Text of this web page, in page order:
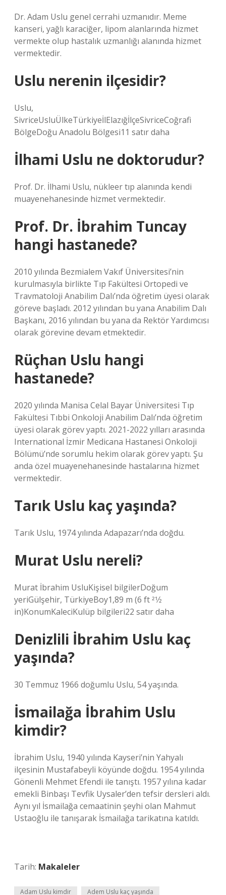
Dr. Adam Uslu genel cerrahi uzmanıdır. Meme
kanseri, yağlı karaciğer, lipom alanlarında hizmet
vermekte olup hastalık uzmanlığı alanında hizmet
vermektedir.
Uslu nerenin ilçesidir?
Uslu,
SivriceUsluÜlkeTürkiyeİlElazığİlçeSivriceCoğrafi
BölgeDoğu Anadolu Bölgesi11 satır daha
İlhami Uslu ne doktorudur?
Prof. Dr. İlhami Uslu, nükleer tıp alanında kendi
muayenehanesinde hizmet vermektedir.
Prof. Dr. İbrahim Tuncay
hangi hastanede?
2010 yılında Bezmialem Vakıf Üniversitesi’nin
kurulmasıyla birlikte Tıp Fakültesi Ortopedi ve
Travmatoloji Anabilim Dalı’nda öğretim üyesi olarak
göreve başladı. 2012 yılından bu yana Anabilim Dalı
Başkanı, 2016 yılından bu yana da Rektör Yardımcısı
olarak görevine devam etmektedir.
Rüçhan Uslu hangi
hastanede?
2020 yılında Manisa Celal Bayar Üniversitesi Tıp
Fakültesi Tıbbi Onkoloji Anabilim Dalı’nda öğretim
üyesi olarak görev yaptı. 2021-2022 yılları arasında
International İzmir Medicana Hastanesi Onkoloji
Bölümü’nde sorumlu hekim olarak görev yaptı. Şu
anda özel muayenehanesinde hastalarına hizmet
vermektedir.
Tarık Uslu kaç yaşında?
Tarık Uslu, 1974 yılında Adapazarı’nda doğdu.
Murat Uslu nereli?
Murat İbrahim UsluKişisel bilgilerDoğum
yeriGülşehir, TürkiyeBoy1,89 m (6 ft 21⁄2
in)KonumKaleciKulüp bilgileri22 satır daha
Denizlili İbrahim Uslu kaç
yaşında?
30 Temmuz 1966 doğumlu Uslu, 54 yaşında.
İsmailağa İbrahim Uslu
kimdir?
İbrahim Uslu, 1940 yılında Kayseri’nin Yahyalı
ilçesinin Mustafabeyli köyünde doğdu. 1954 yılında
Gönenli Mehmet Efendi ile tanıştı. 1957 yılına kadar
emekli Binbaşı Tevfik Uysaler’den tefsir dersleri aldı.
Aynı yıl İsmailağa cemaatinin şeyhi olan Mahmut
Ustaoğlu ile tanışarak İsmailağa tarikatına katıldı.
Tarih: Makaleler
Adam Uslu kimdir Adem Uslu kaç yaşında